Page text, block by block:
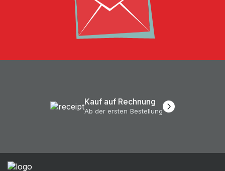
Kauf auf Rechnung
Ab der ersten Bestellung